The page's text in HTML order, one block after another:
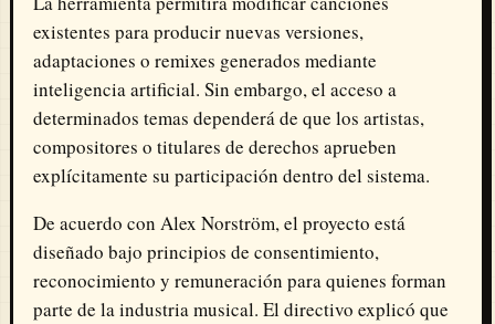
existentes para producir nuevas versiones,
adaptaciones o remixes generados mediante
inteligencia artificial. Sin embargo, el acceso a
determinados temas dependerá de que los artistas,
compositores o titulares de derechos aprueben
explícitamente su participación dentro del sistema.
De acuerdo con Alex Norström, el proyecto está
diseñado bajo principios de consentimiento,
reconocimiento y remuneración para quienes forman
parte de la industria musical. El directivo explicó que